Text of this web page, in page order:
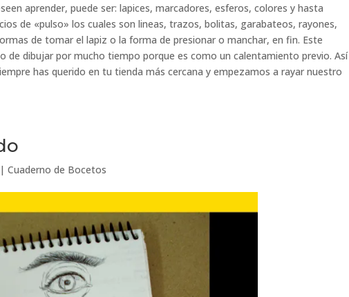
aprender, puede ser: lapices, marcadores, esferos, colores y hasta
de «pulso» los cuales son lineas, trazos, bolitas, garabateos, rayones,
de tomar el lapiz o la forma de presionar o manchar, en fin. Este
de dibujar por mucho tiempo porque es como un calentamiento previo. Así
has querido en tu tienda más cercana y empezamos a rayar nuestro
|Cuaderno de Bocetos